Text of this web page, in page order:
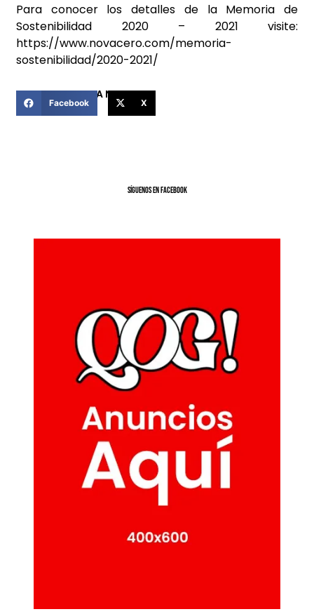
Para conocer los detalles de la Memoria de
Sostenibilidad 2020 – 2021 visite:
https://www.novacero.com/memoria-
sostenibilidad/2020-2021/
COMPARTIR ESTA NOTICIA
Facebook X
SíGUENOS EN FACEBOOK